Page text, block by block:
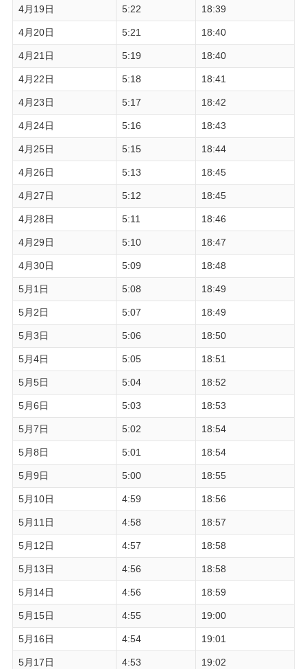
4月19日 5:22 18:39
4月20日 5:21 18:40
4月21日 5:19 18:40
4月22日 5:18 18:41
4月23日 5:17 18:42
4月24日 5:16 18:43
4月25日 5:15 18:44
4月26日 5:13 18:45
4月27日 5:12 18:45
4月28日 5:11 18:46
4月29日 5:10 18:47
4月30日 5:09 18:48
5月1日 5:08 18:49
5月2日 5:07 18:49
5月3日 5:06 18:50
5月4日 5:05 18:51
5月5日 5:04 18:52
5月6日 5:03 18:53
5月7日 5:02 18:54
5月8日 5:01 18:54
5月9日 5:00 18:55
5月10日 4:59 18:56
5月11日 4:58 18:57
5月12日 4:57 18:58
5月13日 4:56 18:58
5月14日 4:56 18:59
5月15日 4:55 19:00
5月16日 4:54 19:01
5月17日 4:53 19:02